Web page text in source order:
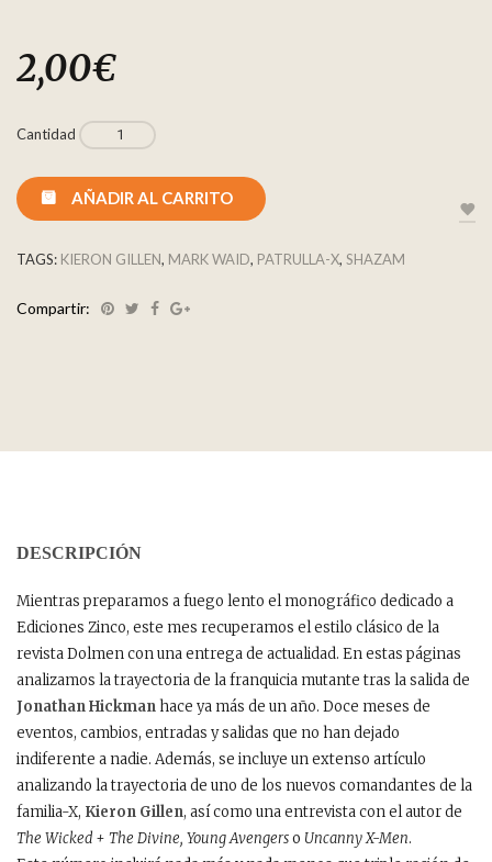
2,00€
Cantidad
AÑADIR AL CARRITO
TAGS: KIERON GILLEN, MARK WAID, PATRULLA-X, SHAZAM
Compartir:
DESCRIPCIÓN
Mientras preparamos a fuego lento el monográfico dedicado a
Ediciones Zinco, este mes recuperamos el estilo clásico de la
revista Dolmen con una entrega de actualidad. En estas páginas
analizamos la trayectoria de la franquicia mutante tras la salida de
Jonathan Hickman hace ya más de un año. Doce meses de
eventos, cambios, entradas y salidas que no han dejado
indiferente a nadie. Además, se incluye un extenso artículo
analizando la trayectoria de uno de los nuevos comandantes de la
familia-X, Kieron Gillen, así como una entrevista con el autor de
The Wicked + The Divine, Young Avengerso Uncanny X-Men.